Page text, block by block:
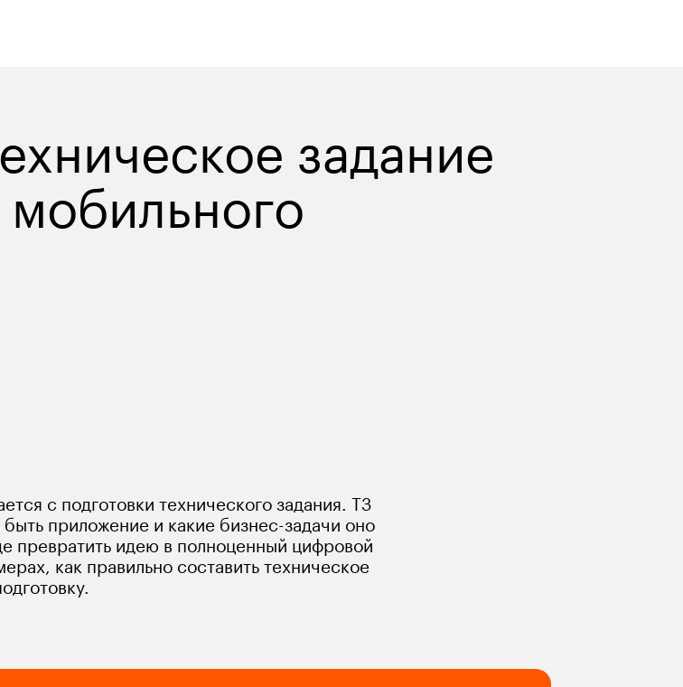
задание
с подготовки технического задания. ТЗ
приложение и какие бизнес-задачи оно
превратить идею в полноценный цифровой
как правильно составить техническое